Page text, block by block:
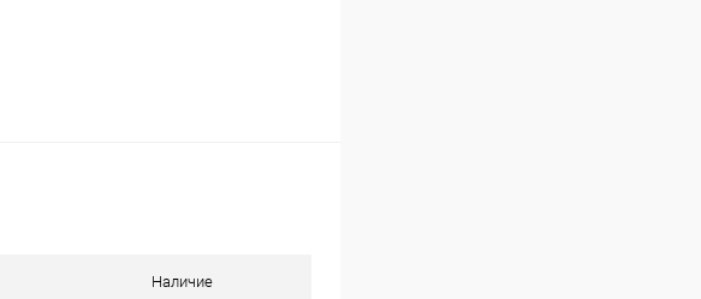
Наличие